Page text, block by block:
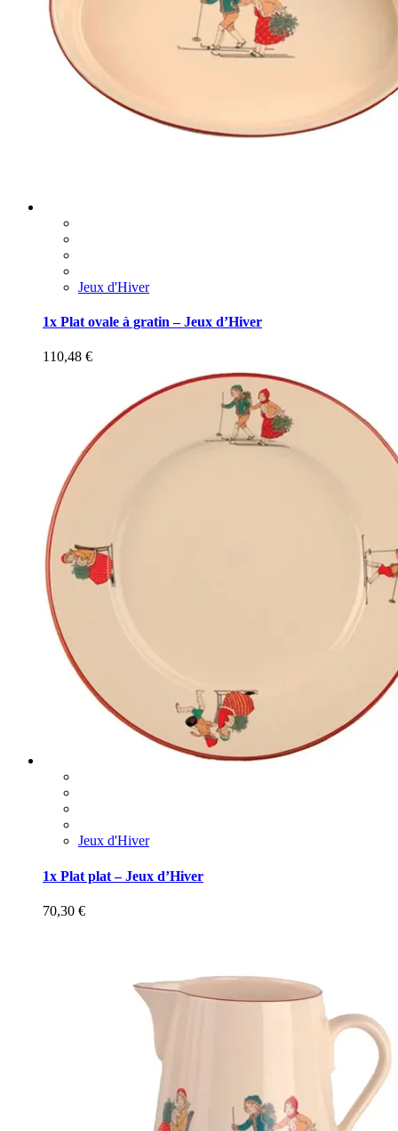
Jeux d'Hiver
1x Plat ovale à gratin – Jeux d’Hiver
110,48 €
Jeux d'Hiver
1x Plat plat – Jeux d’Hiver
70,30 €